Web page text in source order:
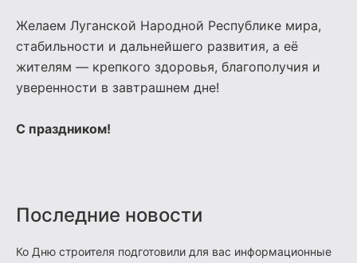
Желаем Луганской Народной Республике мира,
стабильности и дальнейшего развития, а её
жителям — крепкого здоровья, благополучия и
уверенности в завтрашнем дне!
С праздником!
Последние новости
Ко Дню строителя подготовили для вас информационные